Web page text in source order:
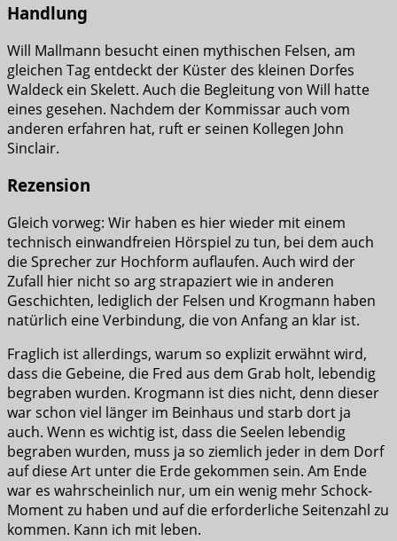
Handlung
Will Mallmann besucht einen mythischen Felsen, am
gleichen Tag entdeckt der Küster des kleinen Dorfes
Waldeck ein Skelett. Auch die Begleitung von Will hatte
eines gesehen. Nachdem der Kommissar auch vom
anderen erfahren hat, ruft er seinen Kollegen John
Sinclair.
Rezension
Gleich vorweg: Wir haben es hier wieder mit einem
technisch einwandfreien Hörspiel zu tun, bei dem auch
die Sprecher zur Hochform auflaufen. Auch wird der
Zufall hier nicht so arg strapaziert wie in anderen
Geschichten, lediglich der Felsen und Krogmann haben
natürlich eine Verbindung, die von Anfang an klar ist.
Fraglich ist allerdings, warum so explizit erwähnt wird,
dass die Gebeine, die Fred aus dem Grab holt, lebendig
begraben wurden. Krogmann ist dies nicht, denn dieser
war schon viel länger im Beinhaus und starb dort ja
auch. Wenn es wichtig ist, dass die Seelen lebendig
begraben wurden, muss ja so ziemlich jeder in dem Dorf
auf diese Art unter die Erde gekommen sein. Am Ende
war es wahrscheinlich nur, um ein wenig mehr Schock-
Moment zu haben und auf die erforderliche Seitenzahl zu
kommen. Kann ich mit leben.